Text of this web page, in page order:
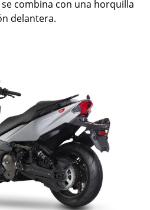
combina con una horquilla
delantera.